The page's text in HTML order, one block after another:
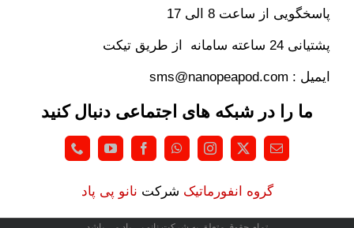
پاسخگویی از ساعت 8 الی 17
پشتیانی 24 ساعته سامانه از طریق تیکت
ایمیل : sms@nanopeapod.com
ما را در شبکه های اجتماعی دنبال کنید
گروه انفورماتیک شرکت نانو پی پاد